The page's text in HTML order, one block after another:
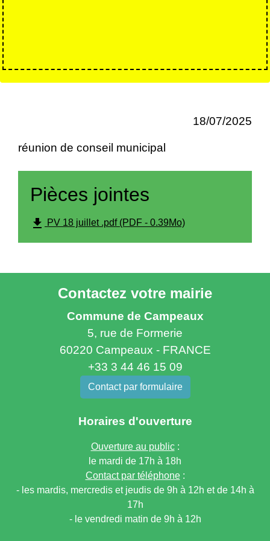
18/07/2025
réunion de conseil municipal
Pièces jointes
file_download PV 18 juillet .pdf (PDF - 0.39Mo)
Contactez votre mairie
Commune de Campeaux
5, rue de Formerie
60220 Campeaux - FRANCE
+33 3 44 46 15 09
Contact par formulaire
Horaires d'ouverture
Ouverture au public:
le mardi de 17h à 18h
Contact par téléphone:
- les mardis, mercredis et jeudis de 9h à 12h et de 14h à
17h
- le vendredi matin de 9h à 12h